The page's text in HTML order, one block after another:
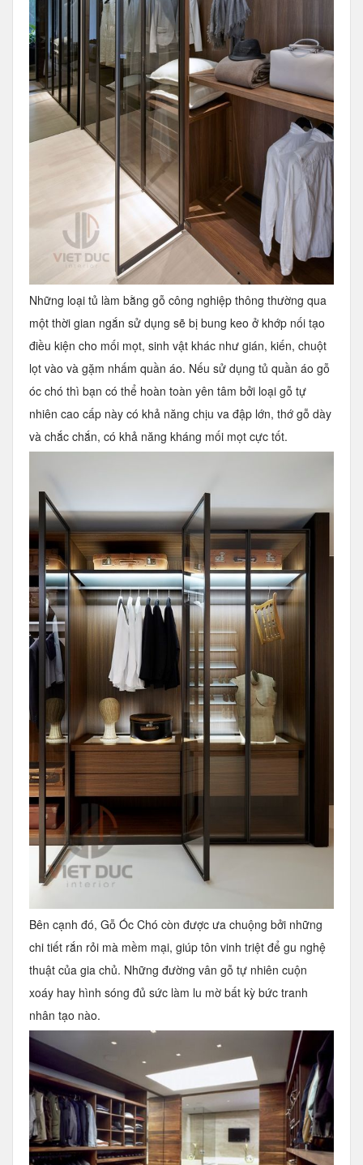
Những loại tủ làm bằng gỗ công nghiệp thông thường qua
một thời gian ngắn sử dụng sẽ bị bung keo ở khớp nối tạo
điều kiện cho mối mọt, sinh vật khác như gián, kiến, chuột
lọt vào và gặm nhấm quần áo. Nếu sử dụng tủ quần áo gỗ
óc chó thì bạn có thể hoàn toàn yên tâm bởi loại gỗ tự
nhiên cao cấp này có khả năng chịu va đập lớn, thớ gỗ dày
và chắc chắn, có khả năng kháng mối mọt cực tốt.
Bên cạnh đó, Gỗ Óc Chó còn được ưa chuộng bởi những
chi tiết rắn rỏi mà mềm mại, giúp tôn vinh triệt để gu nghệ
thuật của gia chủ. Những đường vân gỗ tự nhiên cuộn
xoáy hay hình sóng đủ sức làm lu mờ bất kỳ bức tranh
nhân tạo nào.